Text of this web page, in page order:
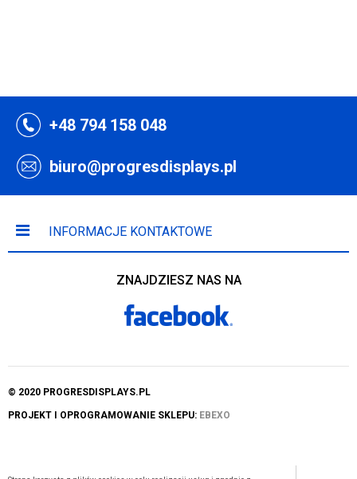
+48 794 158 048
biuro@progresdisplays.pl
INFORMACJE KONTAKTOWE
ZNAJDZIESZ NAS NA
© 2020 PROGRESDISPLAYS.PL
PROJEKT I OPROGRAMOWANIE SKLEPU: EBEXO